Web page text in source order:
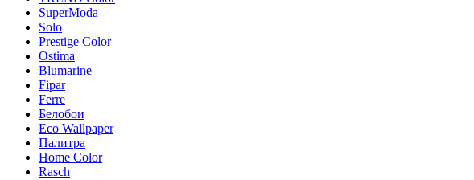
SuperModa
Solo
Prestige Color
Ostima
Blumarine
Fipar
Ferre
Белобои
Eco Wallpaper
Палитра
Home Color
Rasch